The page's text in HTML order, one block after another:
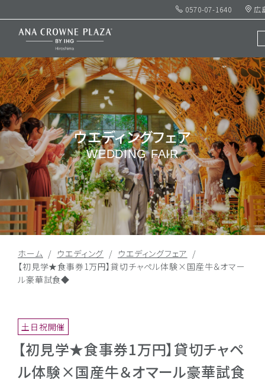
0570-07-1640 広
ウエディングフェア
WEDDING FAIR
ホーム ウエディング
ウエディングフェア
【初見学★食事券1万円】貸切チャペル体験×国産牛＆オマー
ル豪華試食◆
土日祝開催
【初見学★食事券1万円】貸切チャペ
ル体験×国産牛＆オマール豪華試食